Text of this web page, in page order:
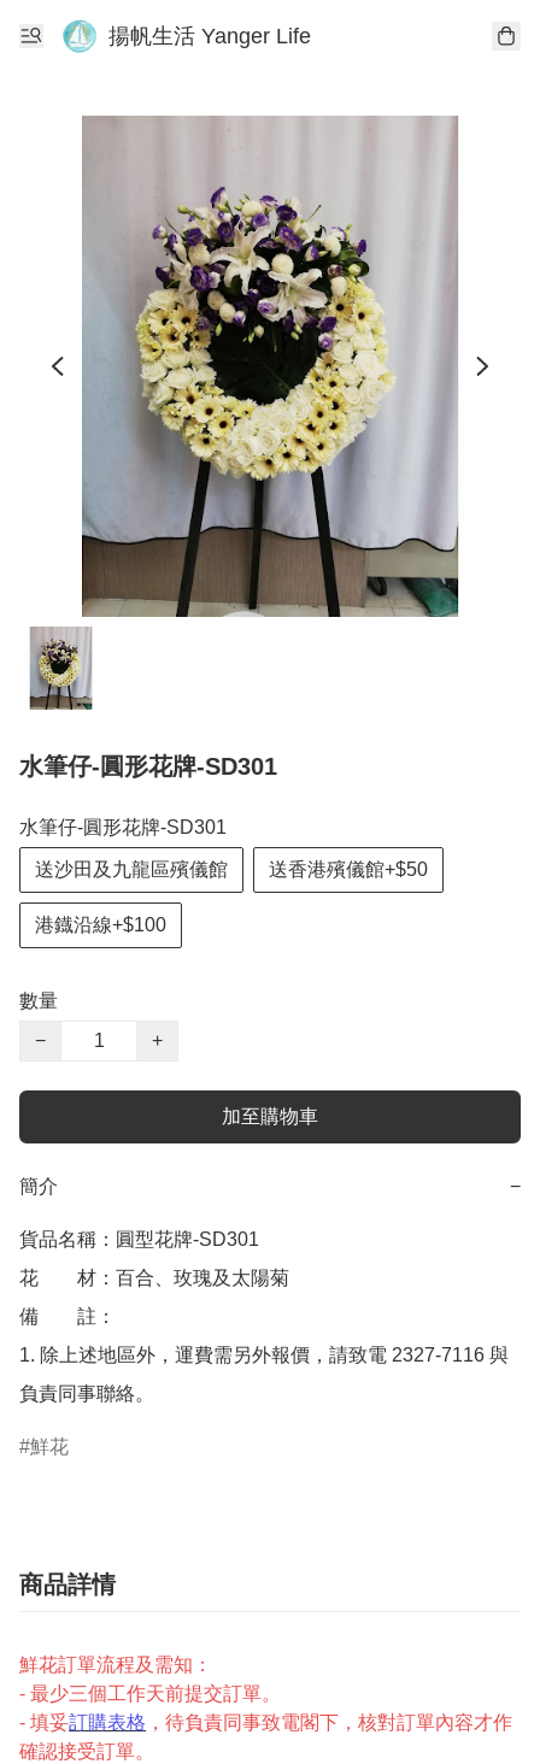
揚帆生活 Yanger Life
水筆仔-圓形花牌-SD301
水筆仔-圓形花牌-SD301
送沙田及九龍區殯儀館 送香港殯儀館+$50
港鐡沿線+$100
數量
−
+
加至購物車
簡介 −
貨品名稱：圓型花牌-SD301
花　　材：百合、玫瑰及太陽菊
備　　註：
1. 除上述地區外，運費需另外報價，請致電 2327-7116 與
負責同事聯絡。
鮮花
商品詳情
鮮花訂單流程及需知：
- 最少三個工作天前提交訂單。
- 填妥訂購表格 ，待負責同事致電閣下，核對訂單內容才作
確認接受訂單。